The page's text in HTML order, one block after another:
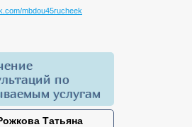
mbdou45rucheek
по
услугам
Татьяна